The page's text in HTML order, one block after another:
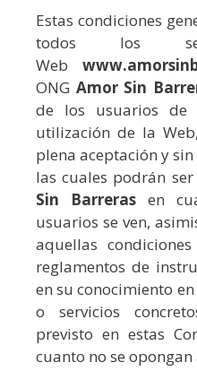
Estas condiciones
todos los
Web
ONG Amor Sin
de los usuarios de
utilización de la
plena aceptación y
las cuales podrán
Sin Barreras en
usuarios se ven,
aquellas
reglamentos de
en su conocimiento
o servicios
previsto en estas
cuanto no se opongan